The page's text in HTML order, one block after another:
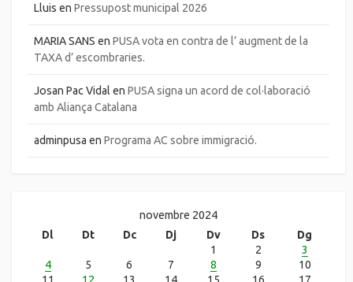
Lluis en Pressupost municipal 2026
MARIA SANS en PUSA vota en contra de l’ augment de la
TAXA d’ escombraries.
Josan Pac Vidal en PUSA signa un acord de col·laboració
amb Aliança Catalana
adminpusa en Programa AC sobre immigració.
novembre 2024
Dl
Dt Dc Dj Dv Ds
Dg
1
2
3
4
5 6 7 8 9
10
11
12 13 14 15 16
17